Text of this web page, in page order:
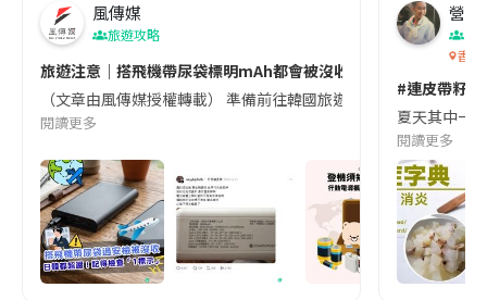
風傳媒
旅遊攻略
旅遊注意｜搭飛機帶尿袋標明mAh都會被沒收😱出發前切記檢查
（文章由風傳媒授權轉載） 準備前往韓國旅遊的民眾，近期要
閱讀更多
營養
香港
#連皮帶籽
夏天其中一
閱讀更多